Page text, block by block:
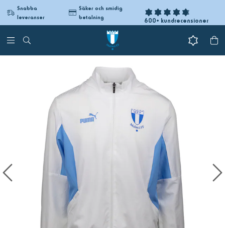
Snabba
leveranser
Säker och smidig
betalning
600+ kundrecensioner